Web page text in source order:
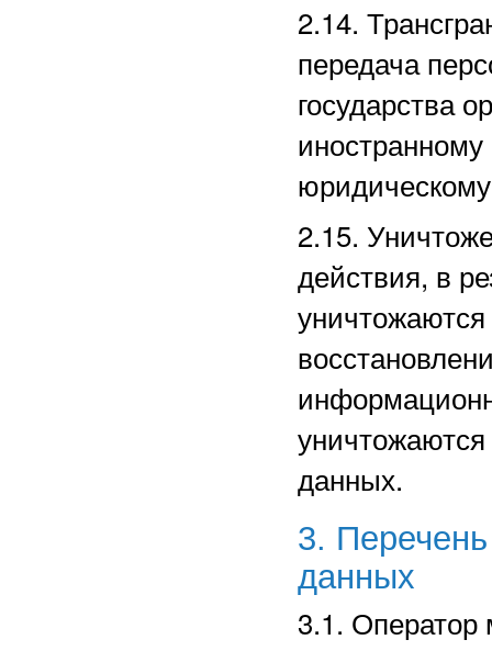
2.14.
передача
государства
2.15.
действия, в
данных.
3.
данных
3.1. Оператор